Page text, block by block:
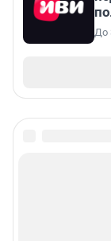
До